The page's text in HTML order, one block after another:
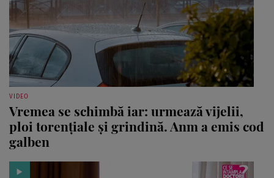
VIDEO
Vremea se schimbă iar: urmează vijelii,
ploi torențiale și grindină. Anm a emis cod
galben